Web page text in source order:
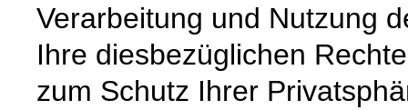
Verarbeitung und Nutzung
Ihre diesbezüglichen
zum Schutz Ihrer